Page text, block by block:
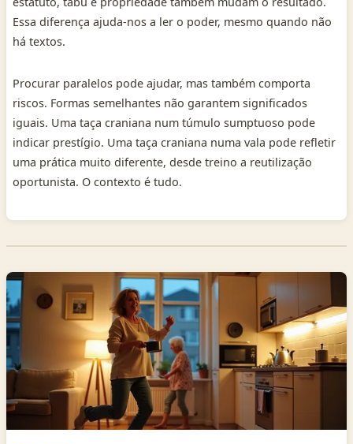
Essa diferença ajuda-nos a ler o poder, mesmo quando não
há textos.
Procurar paralelos pode ajudar, mas também comporta
riscos. Formas semelhantes não garantem significados
iguais. Uma taça craniana num túmulo sumptuoso pode
indicar prestígio. Uma taça craniana numa vala pode refletir
uma prática muito diferente, desde treino a reutilização
oportunista. O contexto é tudo.